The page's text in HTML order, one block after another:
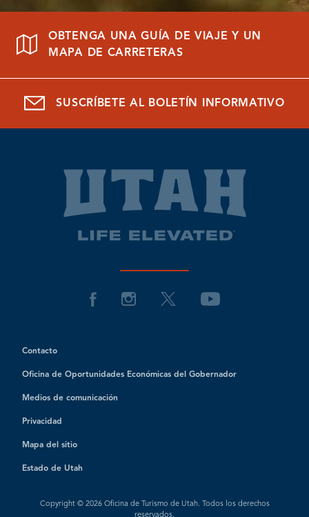
OBTENGA UNA GUÍA DE VIAJE Y UN
MAPA DE CARRETERAS
SUSCRÍBETE AL BOLETÍN INFORMATIVO
Contacto
Oficina de Oportunidades Económicas del Gobernador
Medios de comunicación
Privacidad
Mapa del sitio
Estado de Utah
Copyright © 2026 Oficina de Turismo de Utah. Todos los derechos
reservados.